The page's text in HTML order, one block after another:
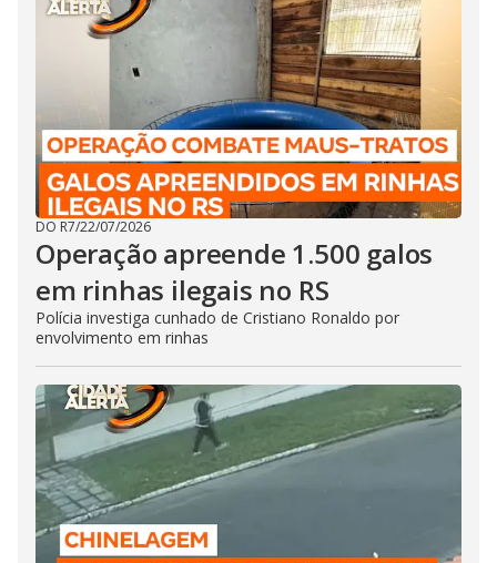
DO R7/22/07/2026
Operação apreende 1.500 galos
em rinhas ilegais no RS
Polícia investiga cunhado de Cristiano Ronaldo por
envolvimento em rinhas